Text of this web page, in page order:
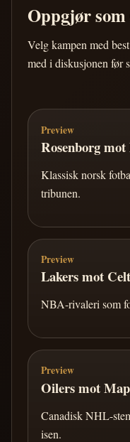
Oppgjør
Velg kampen med
med i diskusjonen før
Preview
Rosenborg
Klassisk norsk
tribunen.
Preview
Lakers mot
NBA-rivaleri som
Preview
Oilers mot
Canadisk NHL-
isen.